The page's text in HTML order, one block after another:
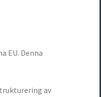
EU. Denna
av